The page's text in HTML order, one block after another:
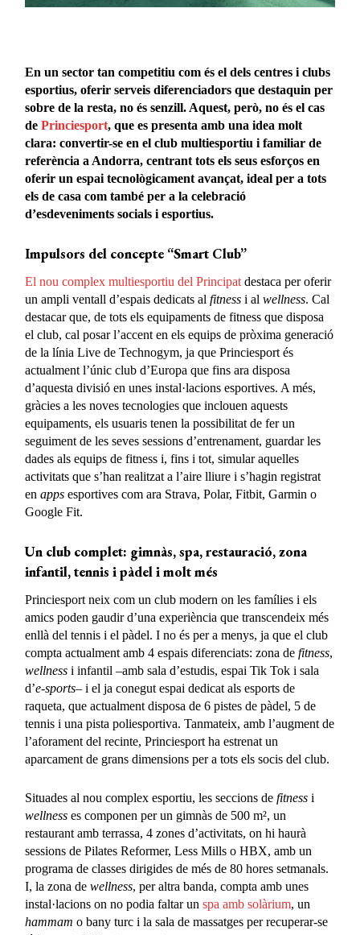
En un sector tan competitiu com és el dels centres i clubs
esportius, oferir serveis diferenciadors que destaquin per
sobre de la resta, no és senzill. Aquest, però, no és el cas
dePrinciesport, que es presenta amb una idea molt
clara: convertir-se en el club multiesportiu i familiar de
referència a Andorra, centrant tots els seus esforços en
oferir un espai tecnològicament avançat, ideal per a tots
els de casa com també per a la celebració
d’esdeveniments socials i esportius.
Impulsors del concepte “Smart Club”
El nou complex multiesportiu del Principat destaca per oferir
un ampli ventall d’espais dedicats alfitness i alwellness. Cal
destacar que, de tots els equipaments de fitness que disposa
el club, cal posar l’accent en els equips de pròxima generació
de la línia Live de Technogym, ja que Princiesport és
actualment l’únic club d’Europa que fins ara disposa
d’aquesta divisió en unes instal·lacions esportives. A més,
gràcies a les noves tecnologies que inclouen aquests
equipaments, els usuaris tenen la possibilitat de fer un
seguiment de les seves sessions d’entrenament, guardar les
dades als equips de fitness i, fins i tot, simular aquelles
activitats que s’han realitzat a l’aire lliure i s’hagin registrat
enapps esportives com ara Strava, Polar, Fitbit, Garmin o
Google Fit.
Un club complet: gimnàs, spa, restauració, zona
infantil, tennis i pàdel i molt més
Princiesport neix com un club modern on les famílies i els
amics poden gaudir d’una experiència que transcendeix més
enllà del tennis i el pàdel. I no és per a menys, ja que el club
compta actualment amb 4 espais diferenciats: zona defitness,
wellness i infantil –amb sala d’estudis, espai Tik Tok i sala
d’e-sports– i el ja conegut espai dedicat als esports de
raqueta, que actualment disposa de 6 pistes de pàdel, 5 de
tennis i una pista poliesportiva. Tanmateix, amb l’augment de
l’aforament del recinte, Princiesport ha estrenat un
aparcament de grans dimensions per a tots els socis del club.
Situades al nou complex esportiu, les seccions defitness i
wellness es componen per un gimnàs de 500 m², un
restaurant amb terrassa, 4 zones d’activitats, on hi haurà
sessions de Pilates Reformer, Less Mills o HBX, amb un
programa de classes dirigides de més de 80 hores setmanals.
I, la zona dewellness, per altra banda, compta amb unes
instal·lacions on no podia faltar unspa amb solàrium, un
hammam o bany turc i la sala de massatges per recuperar-se